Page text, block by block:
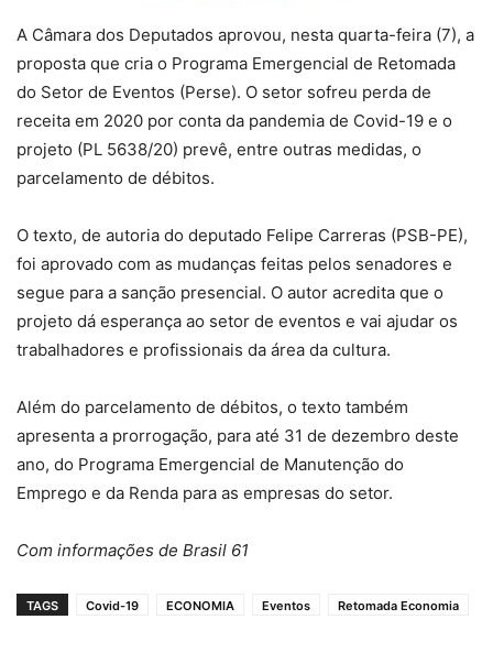
A Câmara dos Deputados aprovou, nesta quarta-feira (7), a
proposta que cria o Programa Emergencial de Retomada
do Setor de Eventos (Perse). O setor sofreu perda de
receita em 2020 por conta da pandemia de Covid-19 e o
projeto (PL 5638/20) prevê, entre outras medidas, o
parcelamento de débitos.
O texto, de autoria do deputado Felipe Carreras (PSB-PE),
foi aprovado com as mudanças feitas pelos senadores e
segue para a sanção presencial. O autor acredita que o
projeto dá esperança ao setor de eventos e vai ajudar os
trabalhadores e profissionais da área da cultura.
Além do parcelamento de débitos, o texto também
apresenta a prorrogação, para até 31 de dezembro deste
ano, do Programa Emergencial de Manutenção do
Emprego e da Renda para as empresas do setor.
Com informações de Brasil 61
TAGS Covid-19 ECONOMIA Eventos Retomada Economia